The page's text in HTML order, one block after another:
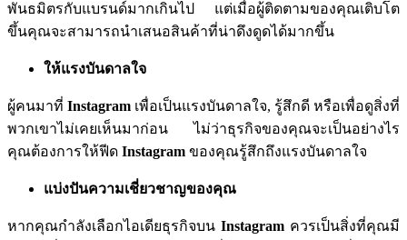
พันธมิตรกับแบรนด์มากเกินไป
แต่เมื่อผู้ติดตามของคุณเติบโต
ขึ้นคุณจะสามารถนำเสนอสินค้าที่น่าดึงดูดได้มากขึ้น
ให้แรงบันดาลใจ
ผู้คนมาที่ Instagram เพื่อเป็นแรงบันดาลใจ, รู้สึกดี หรือเพื่อดูสิ่งที่
พวกเขาไม่เคยเห็นมาก่อน
ไม่ว่าธุรกิจของคุณจะเป็นอย่างไร
คุณต้องการให้ฟีด Instagram ของคุณรู้สึกถึงแรงบันดาลใจ
แบ่งปันความเชี่ยวชาญของคุณ
หากคุณกำลังเลือกไอเดียธุรกิจบน Instagram ควรเป็นสิ่งที่คุณมี